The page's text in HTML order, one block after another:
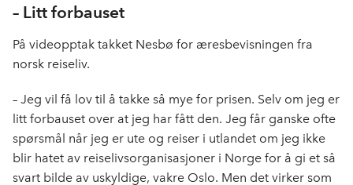
– Litt forbauset
På videopptak takket Nesbø for æresbevisningen fra
norsk reiseliv.
– Jeg vil få lov til å takke så mye for prisen. Selv om jeg er
litt forbauset over at jeg har fått den. Jeg får ganske ofte
spørsmål når jeg er ute og reiser i utlandet om jeg ikke
blir hatet av reiselivsorganisasjoner i Norge for å gi et så
svart bilde av uskyldige, vakre Oslo. Men det virker som